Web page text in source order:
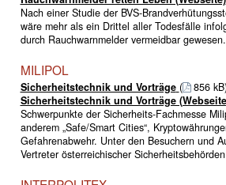
Nach einer Studie der BVS-
wäre mehr als ein Drittel aller Todesfälle
durch Rauchwarnmelder vermeidbar gewesen.
MILIPOL
Sicherheitstechnik und Vorträge (
856
Sicherheitstechnik und Vorträge
Schwerpunkte der Sicherheits-Fachmesse
anderem „Safe/Smart Cities“,
Gefahrenabwehr. Unter den Besuchern und
Vertreter österreichischer